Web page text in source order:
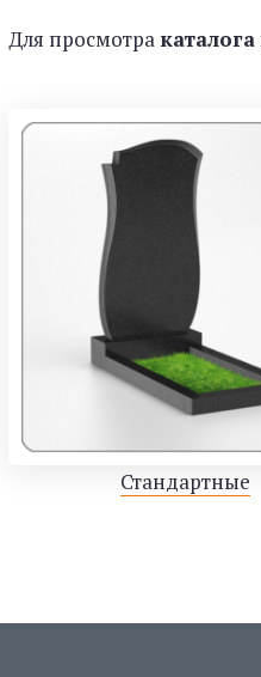
Для просмотра каталога
Стандартные